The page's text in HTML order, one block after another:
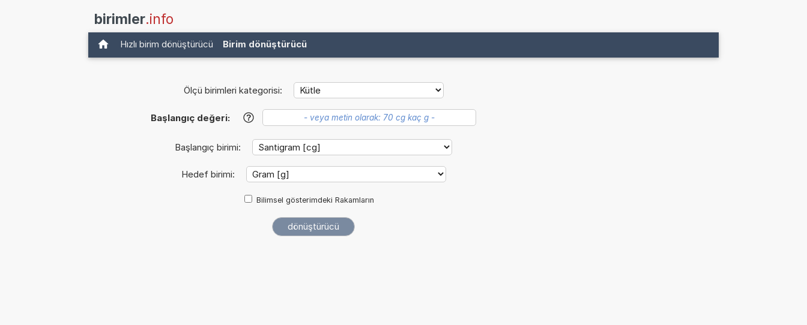
birimler.info
Hızlı birim dönüştürücü Birim dönüştürücü
Ölçü birimleri kategorisi:
Başlangıç değeri: ?
Başlangıç birimi:
Hedef birimi:
Bilimsel gösterimdeki Rakamların